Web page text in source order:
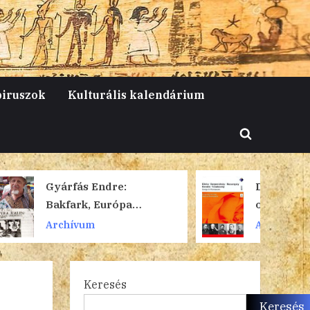
Kulturális kalendárium
Toggle
search
form
Dalok és románcok –
orosz módra
Keresés
Keresés